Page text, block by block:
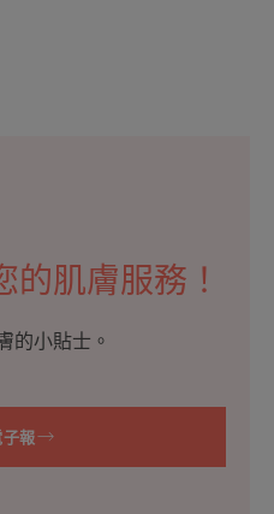
的肌膚服務！
的小貼士。
報